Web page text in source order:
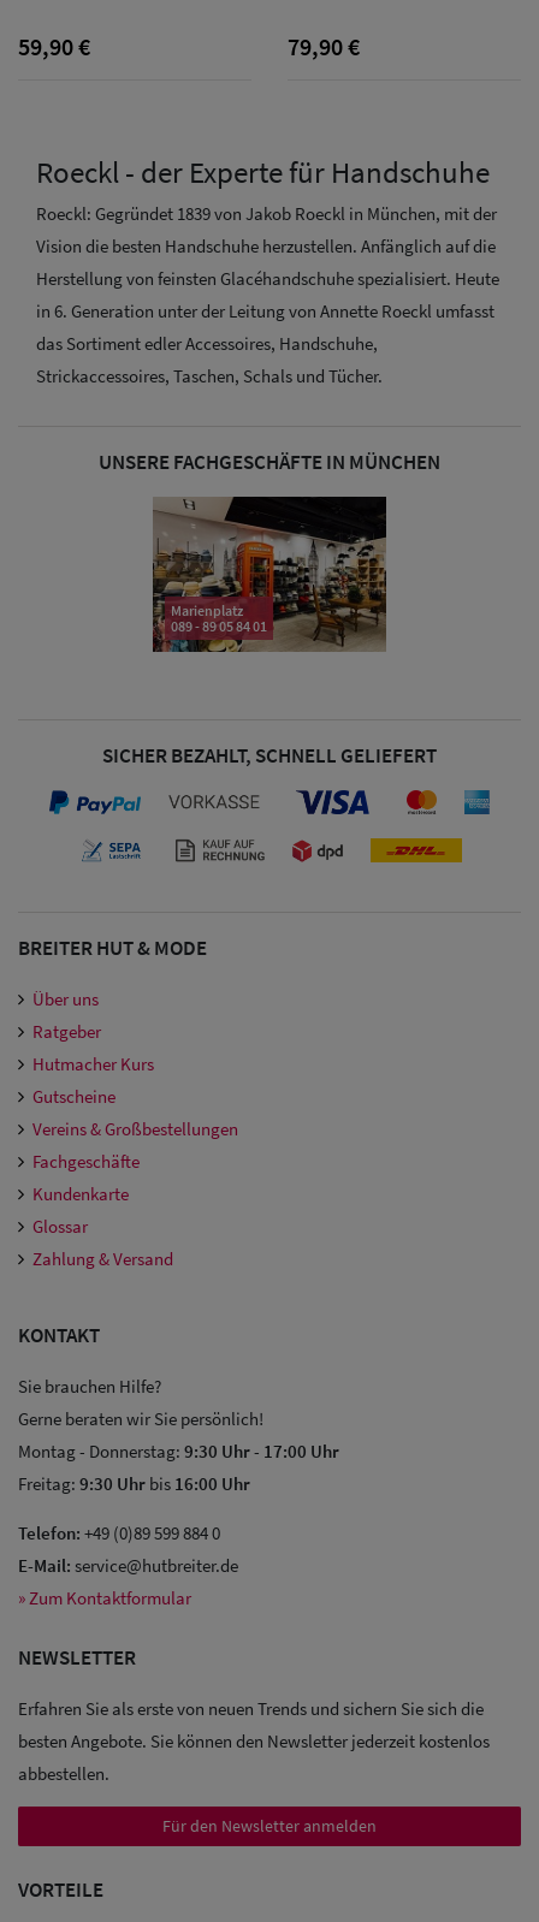
Baseball
Sale:
Trucker
Caps
Sale: Caps
mit
Ohrenschutz
59,90 € 79,90 €
Roeckl - der Experte für Handschuhe
Roeckl: Gegründet 1839 von Jakob Roeckl in München, mit der
Vision die besten Handschuhe herzustellen. Anfänglich auf die
Herstellung von feinsten Glacéhandschuhe spezialisiert. Heute
in 6. Generation unter der Leitung von Annette Roeckl umfasst
das Sortiment edler Accessoires, Handschuhe,
Strickaccessoires, Taschen, Schals und Tücher.
UNSERE FACHGESCHÄFTE IN MÜNCHEN
Marienplatz
089 - 89 05 84 01
SICHER BEZAHLT, SCHNELL GELIEFERT
BREITER HUT & MODE
Über uns
Ratgeber
Hutmacher Kurs
Gutscheine
Vereins & Großbestellungen
Fachgeschäfte
Kundenkarte
Glossar
Zahlung & Versand
KONTAKT
Sie brauchen Hilfe?
Gerne beraten wir Sie persönlich!
Montag - Donnerstag: 9:30 Uhr- 17:00 Uhr
Freitag: 9:30 Uhr bis 16:00 Uhr
Telefon: +49 (0)89 599 884 0
E-Mail: service@hutbreiter.de
» Zum Kontaktformular
NEWSLETTER
Erfahren Sie als erste von neuen Trends und sichern Sie sich die
besten Angebote. Sie können den Newsletter jederzeit kostenlos
abbestellen.
Für den Newsletter anmelden
VORTEILE